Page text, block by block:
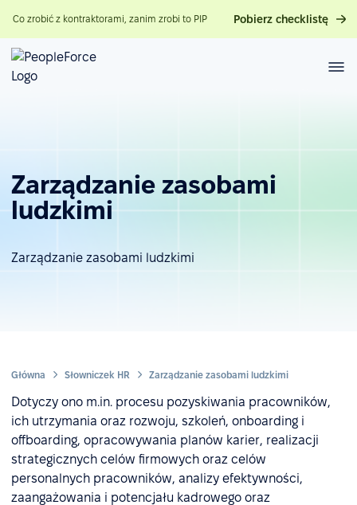
Co zrobić z kontraktorami, zanim zrobi to PIP Pobierz checklistę
Zarządzanie zasobami
ludzkimi
Zarządzanie zasobami ludzkimi
Główna Słowniczek HR Zarządzanie zasobami ludzkimi
Dotyczy ono m.in. procesu pozyskiwania pracowników,
ich utrzymania oraz rozwoju, szkoleń, onboarding i
offboarding, opracowywania planów karier, realizacji
strategicznych celów firmowych oraz celów
personalnych pracowników, analizy efektywności,
zaangażowania i potencjału kadrowego oraz